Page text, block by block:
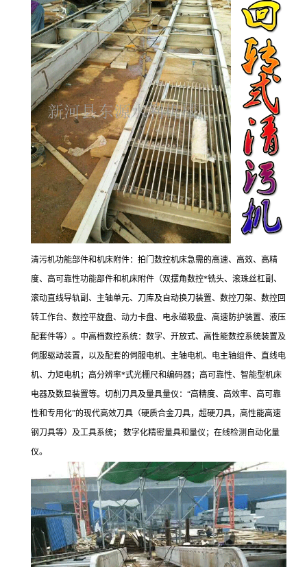
清污机功能部件和机床附件：拍门数控机床急需的高速、高效、高精
度、高可靠性功能部件和机床附件（双摆角数控*铣头、滚珠丝杠副、
滚动直线导轨副、主轴单元、刀库及自动换刀装置、数控刀架、数控回
转工作台、数控平旋盘、动力卡盘、电永磁吸盘、高速防护装置、液压
配套件等）。中高档数控系统：数字、开放式、高性能数控系统装置及
伺服驱动装置，以及配套的伺服电机、主轴电机、电主轴组件、直线电
机、力矩电机；高分辨率*式光栅尺和编码器；高可靠性、智能型机床
电器及数显装置等。切削刀具及量具量仪：“高精度、高效率、高可靠
性和专用化”的现代高效刀具（硬质合金刀具，超硬刀具，高性能高速
钢刀具等）及工具系统； 数字化精密量具和量仪；在线检测自动化量
仪。